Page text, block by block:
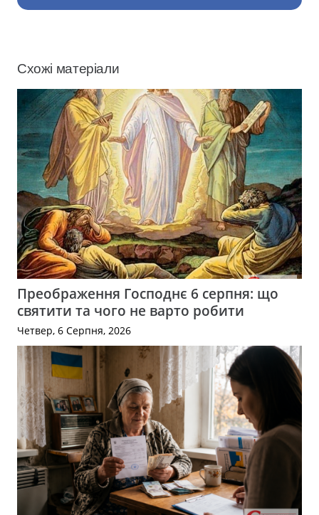
Схожі матеріали
Преображення Господнє 6 серпня: що
святити та чого не варто робити
Четвер, 6 Серпня, 2026